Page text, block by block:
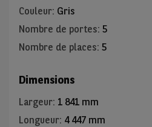
Couleur: Gris
Nombre de portes: 5
Nombre de places: 5
Dimensions
Largeur: 1 841 mm
Longueur: 4 447 mm